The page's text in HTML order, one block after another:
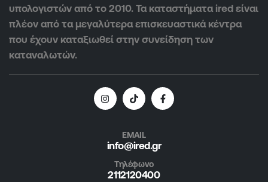
υπολογιστών από το 2010. Τα καταστήματα ired είναι
πλέον από τα μεγαλύτερα επισκευαστικά κέντρα
που έχουν καταξιωθεί στην συνείδηση των
καταναλωτών.
EMAIL
info@ired.gr
Τηλέφωνο
2112120400